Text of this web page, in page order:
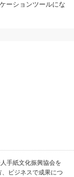
ーションツールにな
手紙文化振興協会を
ビジネスで成果につ